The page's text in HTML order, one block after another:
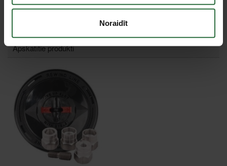
Noraidīt
Apskatītie produkti